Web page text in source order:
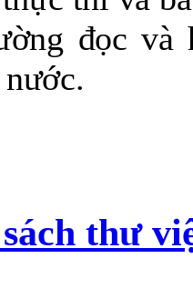
đọc và
thư